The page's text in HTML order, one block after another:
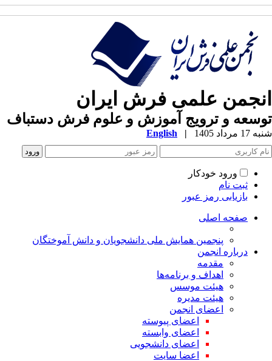
علمی فرش ایران
و ترویج آموزش و علوم فرش دستباف
1405
|
English
ورود خودکار
ثبت نام
بازیابی رمز عبور
صفحه اصلی
پنجمین همایش ملی دانشجویان و دانش آموختگان
درباره انجمن
مقدمه
اهداف و برنامه‌ها
هیئت موسس
هیئت مدیره
اعضای انجمن
اعضای پیوسته
اعضای وابسته
اعضای دانشجویی
اعضا سایت